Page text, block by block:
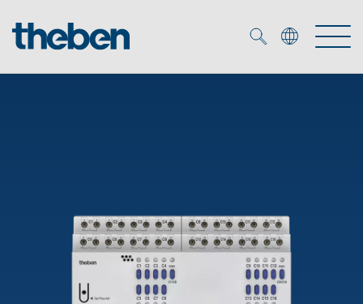
Smart Home
Biblioteca de mídia
Seminários técnicos
Soluções
Sistema de casa inteligente LUXORliving